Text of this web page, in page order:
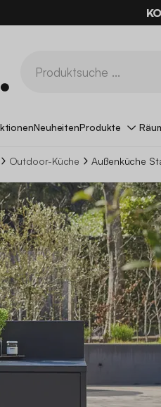
NeuheitenProdukte
Outdoor-Küche Außenküche